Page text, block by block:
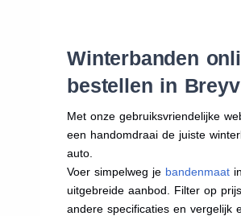
Winterbanden
bestellen in
Met onze gebruiksvriendelijke
een handomdraai de juiste
auto.
Voer simpelweg je bandenmaat
uitgebreide aanbod. Filter op
andere specificaties en vergelijk